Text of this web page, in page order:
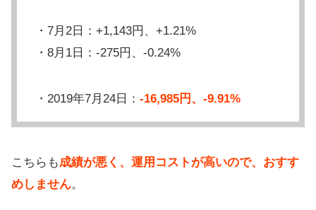
・7月2日：+1,143円、+1.21%
・8月1日：-275円、-0.24%
・2019年7月24日： -16,985円、-9.91%
こちらも成績が悪く、運用コストが高いので、おすす
めしません。